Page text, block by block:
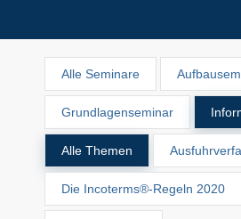
Alle Seminare
Grundlagenseminar
Alle Themen
Die Incoterms®-Regeln 2020